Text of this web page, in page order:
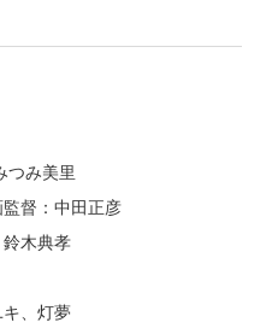
つみ美里
督：中田正彦
木典孝
、灯夢